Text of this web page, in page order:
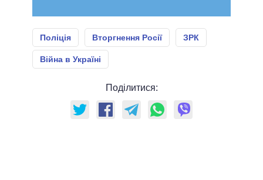
Поліція Вторгнення Росії ЗРК
Війна в Україні
Поділитися: